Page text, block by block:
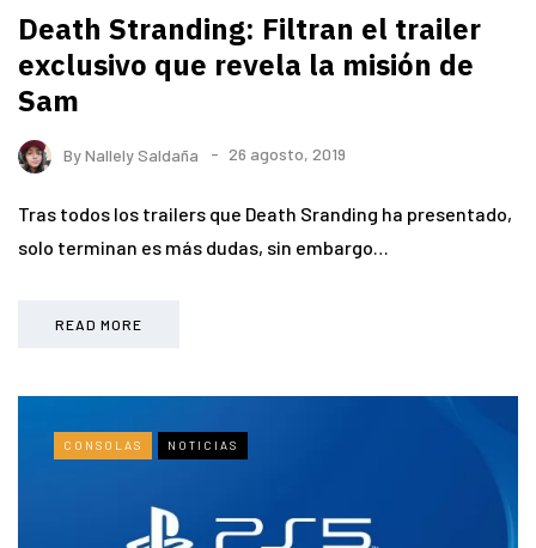
Death Stranding: Filtran el trailer
exclusivo que revela la misión de
Sam
ByNallely Saldaña 26 agosto, 2019
Tras todos los trailers que Death Sranding ha presentado,
solo terminan es más dudas, sin embargo…
READ MORE
CONSOLAS NOTICIAS